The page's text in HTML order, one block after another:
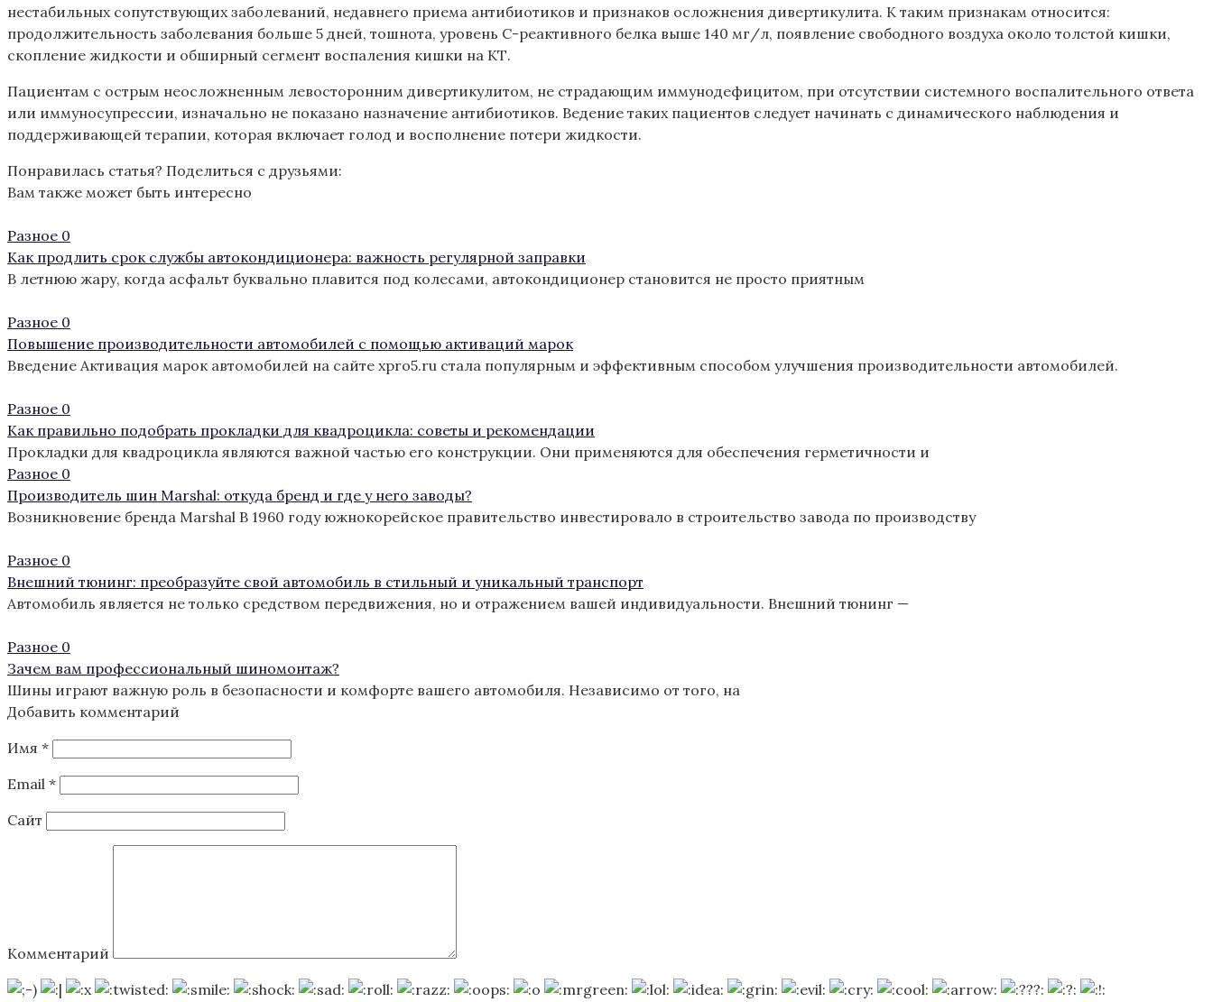
нестабильных сопутствующих заболеваний, недавнего приема антибиотиков и признаков осложнения дивертикулита. К таким признакам относится:
продолжительность заболевания больше 5 дней, тошнота, уровень С-реактивного белка выше 140 мг/л, появление свободного воздуха около толстой кишки,
скопление жидкости и обширный сегмент воспаления кишки на КТ.
Пациентам с острым неосложненным левосторонним дивертикулитом, не страдающим иммунодефицитом, при отсутствии системного воспалительного ответа
или иммуносупрессии, изначально не показано назначение антибиотиков. Ведение таких пациентов следует начинать с динамического наблюдения и
поддерживающей терапии, которая включает голод и восполнение потери жидкости.
Понравилась статья? Поделиться с друзьями:
Вам также может быть интересно
Разное 0
Как продлить срок службы автокондиционера: важность регулярной заправки
В летнюю жару, когда асфальт буквально плавится под колесами, автокондиционер становится не просто приятным
Разное 0
Повышение производительности автомобилей с помощью активаций марок
Введение Активация марок автомобилей на сайте xpro5.ru стала популярным и эффективным способом улучшения производительности автомобилей.
Разное 0
Как правильно подобрать прокладки для квадроцикла: советы и рекомендации
Прокладки для квадроцикла являются важной частью его конструкции. Они применяются для обеспечения герметичности и
Разное 0
Производитель шин Marshal: откуда бренд и где у него заводы?
Возникновение бренда Marshal В 1960 году южнокорейское правительство инвестировало в строительство завода по производству
Разное 0
Внешний тюнинг: преобразуйте свой автомобиль в стильный и уникальный транспорт
Автомобиль является не только средством передвижения, но и отражением вашей индивидуальности. Внешний тюнинг —
Разное 0
Зачем вам профессиональный шиномонтаж?
Шины играют важную роль в безопасности и комфорте вашего автомобиля. Независимо от того, на
Добавить комментарий
Имя *
Email *
Сайт
Комментарий